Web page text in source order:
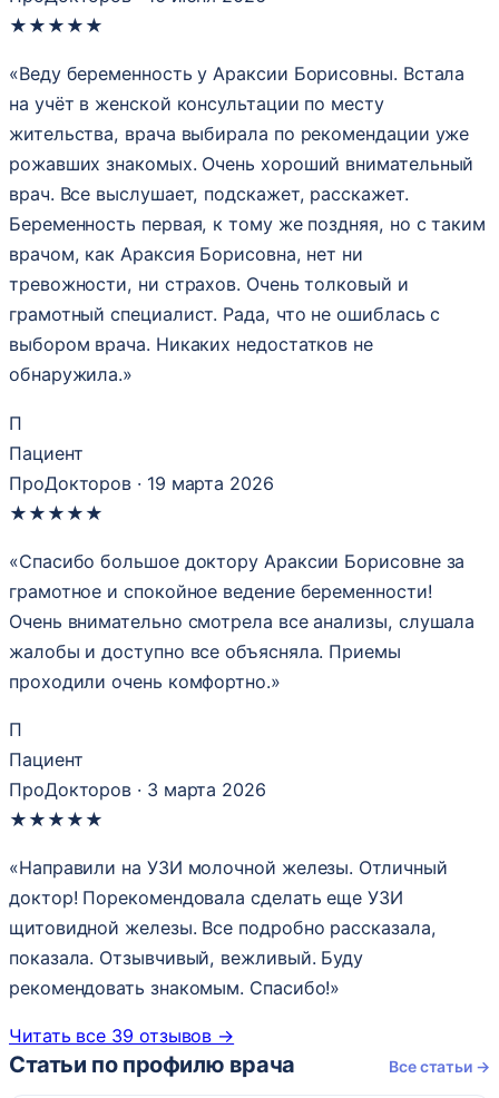
★ ★ ★ ★ ★
«Веду беременность у Араксии Борисовны. Встала
на учёт в женской консультации по месту
жительства, врача выбирала по рекомендации уже
рожавших знакомых. Очень хороший внимательный
врач. Все выслушает, подскажет, расскажет.
Беременность первая, к тому же поздняя, но с таким
врачом, как Араксия Борисовна, нет ни
тревожности, ни страхов. Очень толковый и
грамотный специалист. Рада, что не ошиблась с
выбором врача. Никаких недостатков не
обнаружила.»
П
Пациент
ПроДокторов · 19 марта 2026
★ ★ ★ ★ ★
«Спасибо большое доктору Араксии Борисовне за
грамотное и спокойное ведение беременности!
Очень внимательно смотрела все анализы, слушала
жалобы и доступно все объясняла. Приемы
проходили очень комфортно.»
П
Пациент
ПроДокторов · 3 марта 2026
★ ★ ★ ★ ★
«Направили на УЗИ молочной железы. Отличный
доктор! Порекомендовала сделать еще УЗИ
щитовидной железы. Все подробно рассказала,
показала. Отзывчивый, вежливый. Буду
рекомендовать знакомым. Спасибо!»
Читать все 39 отзывов →
Статьи по профилю врача Все статьи →